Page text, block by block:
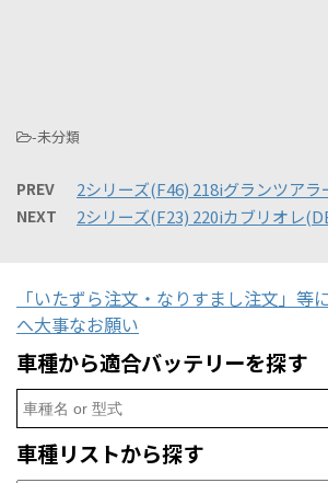
-未分類
PREV 2シリーズ(F46) 218iグランツア
NEXT 2シリーズ(F23) 220iカブリオレ
「いたずら注文・なりすまし注文」等
へ大事なお願い
車種から適合バッテリーを探す
Search
for:
車種リストから探す